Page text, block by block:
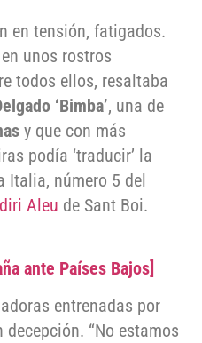
en tensión, fatigados.
unos rostros
todos ellos, resaltaba
‘Bimba’, una de
y que con más
podía ‘traducir’ la
Italia, número 5 del
Aleu de Sant Boi.
ante Países Bajos]
entrenadas por
decepción. “No estamos